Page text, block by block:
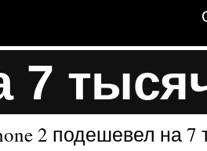
7
2 подешевел на 7